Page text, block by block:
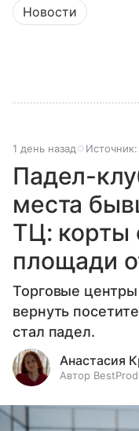
Новости
1 день назад Источник:
Падел-
места
ТЦ: корты
площади
Торговые
вернуть
стал падел.
Анастасия
Автор